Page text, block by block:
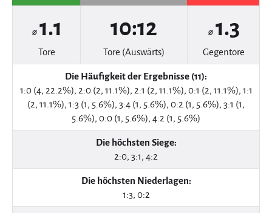
⌀ 1.1
Tore
10:12
Tore (Auswärts)
⌀ 1.3
Gegentore
Die Häufigkeit der Ergebnisse (11):
1:0 (4, 22.2%), 2:0 (2, 11.1%), 2:1 (2, 11.1%), 0:1 (2, 11.1%), 1:1
(2, 11.1%), 1:3 (1, 5.6%), 3:4 (1, 5.6%), 0:2 (1, 5.6%), 3:1 (1,
5.6%), 0:0 (1, 5.6%), 4:2 (1, 5.6%)
Die höchsten Siege:
2:0, 3:1, 4:2
Die höchsten Niederlagen:
1:3, 0:2